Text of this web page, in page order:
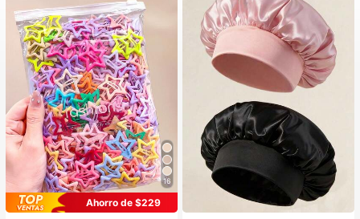
16
Ahorro de $229
#1 Más vendidos
en Multicolor Gorros para el pelo para mujer
Establecido hace 1 año